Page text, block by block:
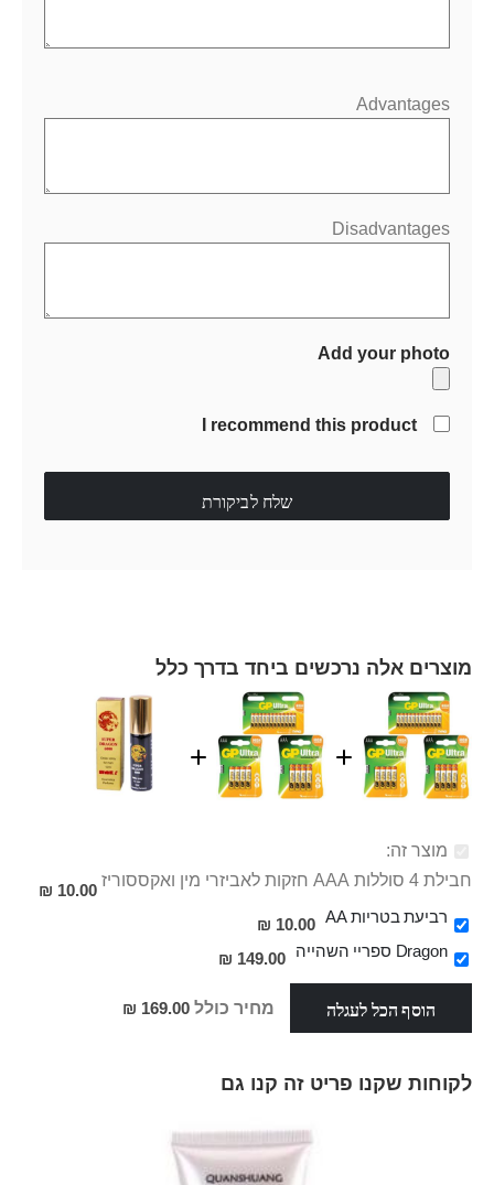
Advantages
Disadvantages
Add your photo
I recommend this product
שלח לביקורת
מוצרים אלה נרכשים ביחד בדרך כלל
מוצר זה:
חבילת 4 סוללות AAA חזקות לאביזרי מין ואקססוריז
10.00 ₪
רביעת בטריות AA
10.00 ₪
Dragon ספריי השהייה
149.00 ₪
הוסף הכל לעגלה מחיר כולל 169.00 ₪
לקוחות שקנו פריט זה קנו גם